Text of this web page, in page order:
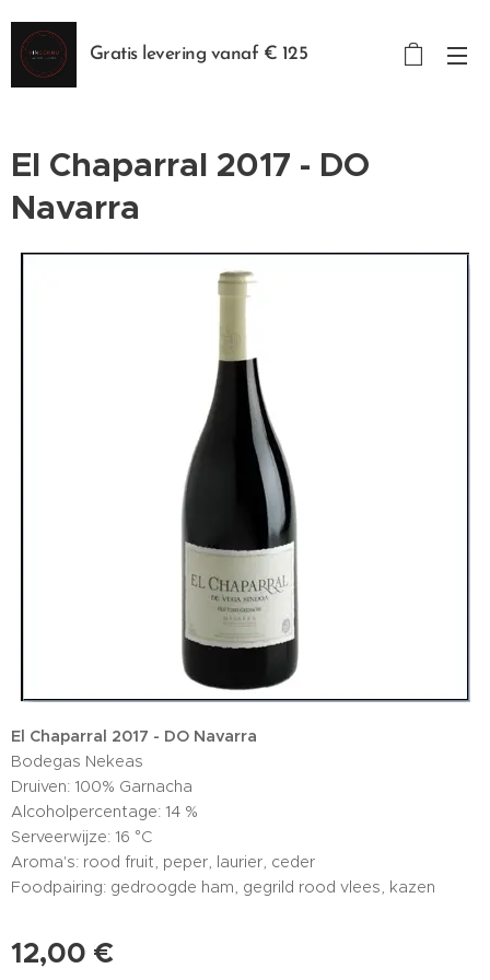
Gratis levering vanaf € 125
El Chaparral 2017 - DO
Navarra
El Chaparral 2017 - DO Navarra
Bodegas Nekeas
Druiven: 100% Garnacha
Alcoholpercentage: 14 %
Serveerwijze: 16 °C
Aroma's: rood fruit, peper, laurier, ceder
Foodpairing: gedroogde ham, gegrild rood vlees, kazen
12,00 €